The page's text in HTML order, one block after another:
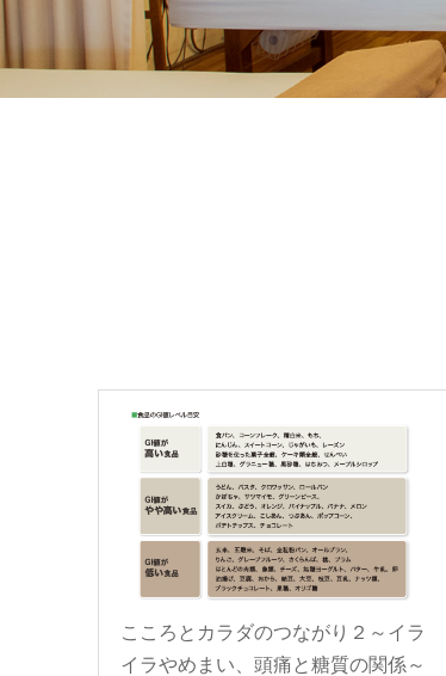
こころとカラダのつながり２～イラ
イラやめまい、頭痛と糖質の関係～